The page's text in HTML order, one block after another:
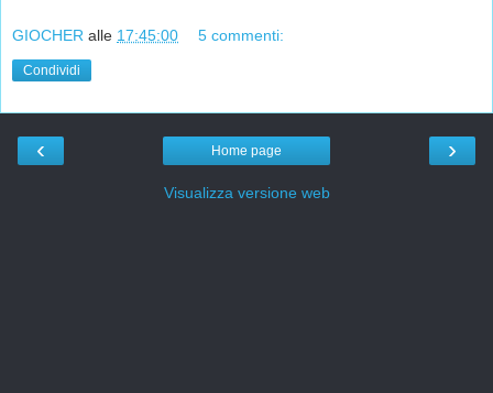
GIOCHER alle 17:45:00 5 commenti:
Condividi
‹ ›
Home page
Visualizza versione web